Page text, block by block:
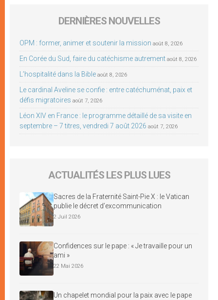
DERNIÈRES NOUVELLES
OPM : former, animer et soutenir la mission août 8, 2026
En Corée du Sud, faire du catéchisme autrement août 8, 2026
L’hospitalité dans la Bible août 8, 2026
Le cardinal Aveline se confie : entre catéchuménat, paix et
défis migratoires août 7, 2026
Léon XIV en France : le programme détaillé de sa visite en
septembre – 7 titres, vendredi 7 août 2026 août 7, 2026
ACTUALITÉS LES PLUS LUES
Sacres de la Fraternité Saint-Pie X : le Vatican
publie le décret d’excommunication
2 Juil 2026
Confidences sur le pape : « Je travaille pour un
ami »
22 Mai 2026
Un chapelet mondial pour la paix avec le pape